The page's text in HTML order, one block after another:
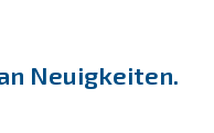
Neuigkeiten.